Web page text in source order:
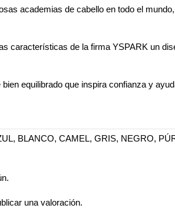
academias de cabello en todo el
características de la firma YSPARK un
equilibrado que inspira confianza y
BLANCO, CAMEL, GRIS, NEGRO,
una valoración.